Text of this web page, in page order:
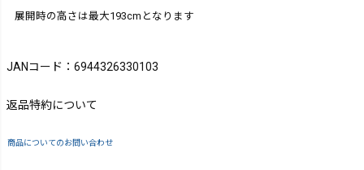
展開時の高さは最大193cmとなります
JANコード：6944326330103
返品特約について
商品についてのお問い合わせ